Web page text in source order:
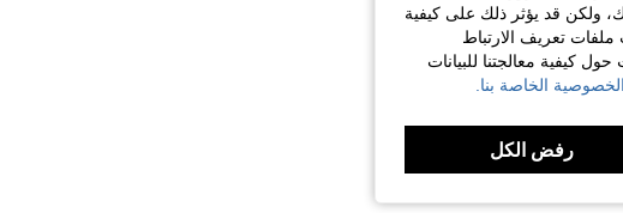
ولكن قد يؤثر ذلك على كيفية
تعريف الارتباط
كيفية معالجتنا للبيانات
الخاصة بنا.
رفض الكل